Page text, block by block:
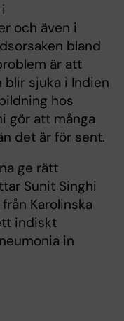
och även i
bland
är att
blir sjuka i Indien
hos
gör att många
det är för sent.
ge rätt
Sunit Singhi
Karolinska
indiskt
in